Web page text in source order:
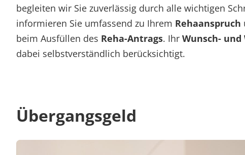
begleiten wir Sie zuverlässig durch alle wichtigen
informieren Sie umfassend zu Ihrem Rehaanspruch
beim Ausfüllen des Reha-Antrags. Ihr Wunsch-
dabei selbstverständlich berücksichtigt.
Übergangsgeld